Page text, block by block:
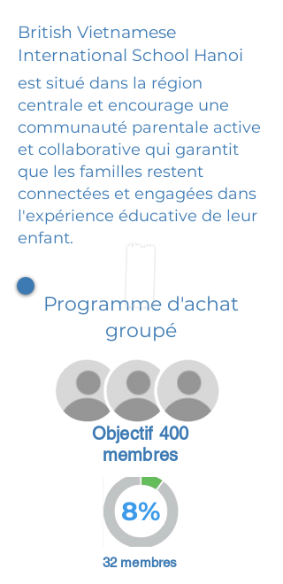
British Vietnamese
International School Hanoi
est situé dans la région
centrale et encourage une
communauté parentale active
et collaborative qui garantit
que les familles restent
connectées et engagées dans
l'expérience éducative de leur
enfant.
Programme d'achat
groupé
Objectif 400
membres
8%
32 membres